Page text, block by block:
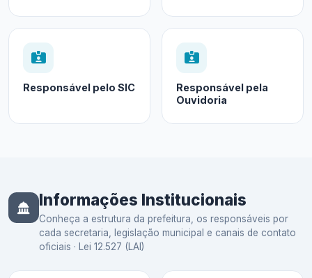
Responsável pelo SIC
Responsável pela
Ouvidoria
Informações Institucionais
Conheça a estrutura da prefeitura, os responsáveis por
cada secretaria, legislação municipal e canais de contato
oficiais · Lei 12.527 (LAI)